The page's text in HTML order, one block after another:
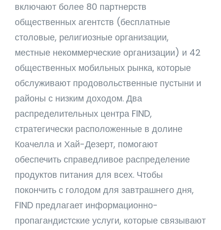
включают более 80 партнерств
общественных агентств (бесплатные
столовые, религиозные организации,
местные некоммерческие организации) и 42
общественных мобильных рынка, которые
обслуживают продовольственные пустыни и
районы с низким доходом. Два
распределительных центра FIND,
стратегически расположенные в долине
Коачелла и Хай-Дезерт, помогают
обеспечить справедливое распределение
продуктов питания для всех. Чтобы
покончить с голодом для завтрашнего дня,
FIND предлагает информационно-
пропагандистские услуги, которые связывают